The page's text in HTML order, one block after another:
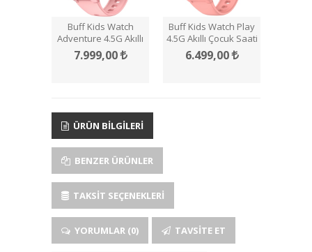
Buff Kids Watch
Adventure 4.5G Akıllı
Çocuk Saati
7.999,00
Buff Kids Watch Play
4.5G Akıllı Çocuk Saati
6.499,00
ÜRÜN BILGILERI
BENZER ÜRÜNLER
TAKSIT SEÇENEKLERI
YORUMLAR (0) TAVSITE ET